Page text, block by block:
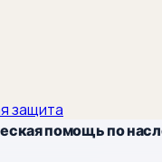
защита
помощь по